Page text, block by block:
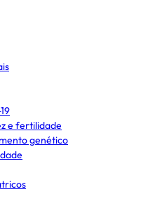
e fertilidade
genético